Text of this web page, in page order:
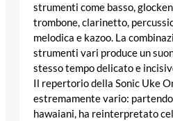
strumenti come basso,
trombone, clarinetto,
melodica e kazoo. La
strumenti vari produce un
stesso tempo delicato e
Il repertorio della Sonic Uke
estremamente vario:
hawaiani, ha reinterpretato